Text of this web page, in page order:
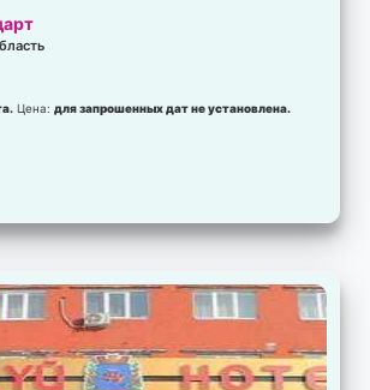
Цена:для запрошенных дат не установлена.